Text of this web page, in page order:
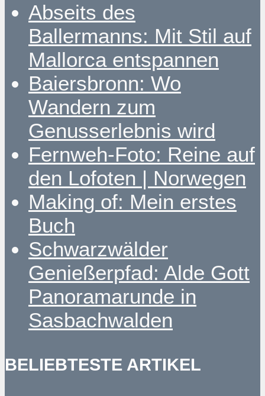
Abseits des
Ballermanns: Mit Stil auf
Mallorca entspannen
Baiersbronn: Wo
Wandern zum
Genusserlebnis wird
Fernweh-Foto: Reine auf
den Lofoten | Norwegen
Making of: Mein erstes
Buch
Schwarzwälder
Genießerpfad: Alde Gott
Panoramarunde in
Sasbachwalden
BELIEBTESTE ARTIKEL